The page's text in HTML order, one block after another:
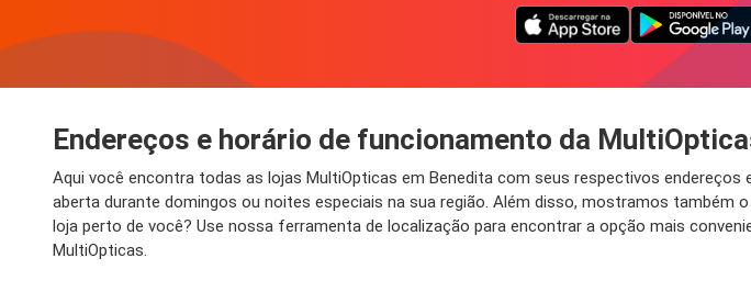
Endereços e horário de funcionamento da
Aqui você encontra todas as lojas MultiOpticas em Benedita com seus respectivos
aberta durante domingos ou noites especiais na sua região. Além disso, mostramos
loja perto de você? Use nossa ferramenta de localização para encontrar a opção mais
MultiOpticas.